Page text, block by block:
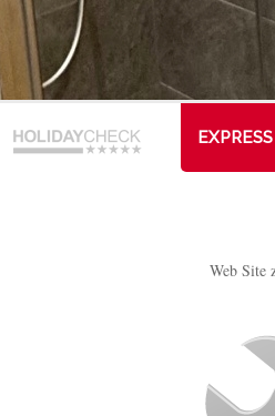
Web Site